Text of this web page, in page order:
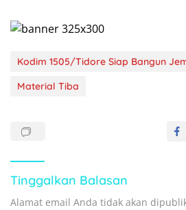
Kodim 1505/Tidore Siap Bangun
Material Tiba
Tinggalkan Balasan
Alamat email Anda tidak akan